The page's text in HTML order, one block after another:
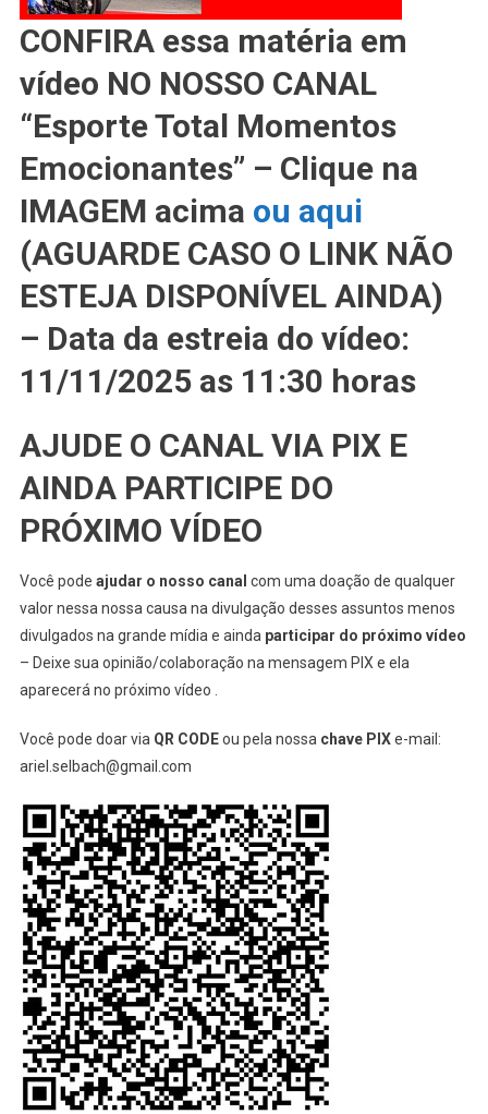
CONFIRA essa matéria em
vídeo NO NOSSO CANAL
“Esporte Total Momentos
Emocionantes” – Clique na
IMAGEM acima ou aqui
(AGUARDE CASO O LINK NÃO
ESTEJA DISPONÍVEL AINDA)
– Data da estreia do vídeo:
11/11/2025 as 11:30 horas
AJUDE O CANAL VIA PIX E
AINDA PARTICIPE DO
PRÓXIMO VÍDEO
Você pode ajudar o nosso canal com uma doação de qualquer
valor nessa nossa causa na divulgação desses assuntos menos
divulgados na grande mídia e ainda participar do próximo vídeo
– Deixe sua opinião/colaboração na mensagem PIX e ela
aparecerá no próximo vídeo .
Você pode doar via QR CODEou pela nossa chave PIXe-mail:
ariel.selbach@gmail.com